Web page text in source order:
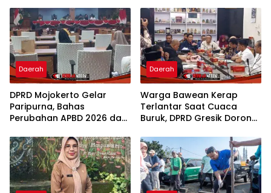
Daerah
DPRD Mojokerto Gelar
Paripurna, Bahas
Perubahan APBD 2026 dan
Daerah
Warga Bawean Kerap
Terlantar Saat Cuaca
Buruk, DPRD Gresik Dorong